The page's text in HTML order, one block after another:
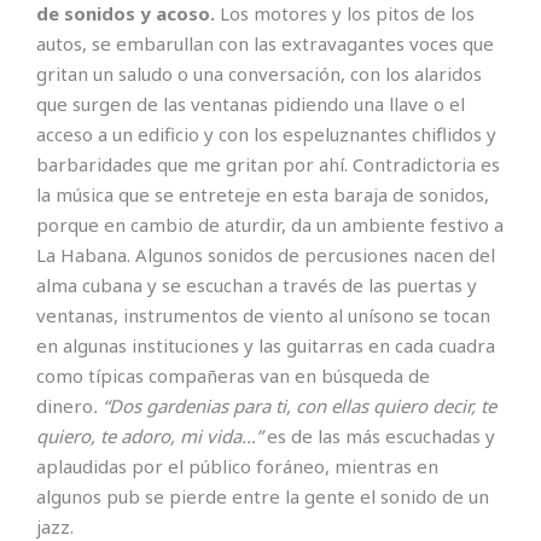
de sonidos y acoso. Los motores y los pitos de los
autos, se embarullan con las extravagantes voces que
gritan un saludo o una conversación, con los alaridos
que surgen de las ventanas pidiendo una llave o el
acceso a un edificio y con los espeluznantes chiflidos y
barbaridades que me gritan por ahí. Contradictoria es
la música que se entreteje en esta baraja de sonidos,
porque en cambio de aturdir, da un ambiente festivo a
La Habana. Algunos sonidos de percusiones nacen del
alma cubana y se escuchan a través de las puertas y
ventanas, instrumentos de viento al unísono se tocan
en algunas instituciones y las guitarras en cada cuadra
como típicas compañeras van en búsqueda de
dinero. “Dos gardenias para ti, con ellas quiero decir, te
quiero, te adoro, mi vida…”es de las más escuchadas y
aplaudidas por el público foráneo, mientras en
algunos pub se pierde entre la gente el sonido de un
jazz.